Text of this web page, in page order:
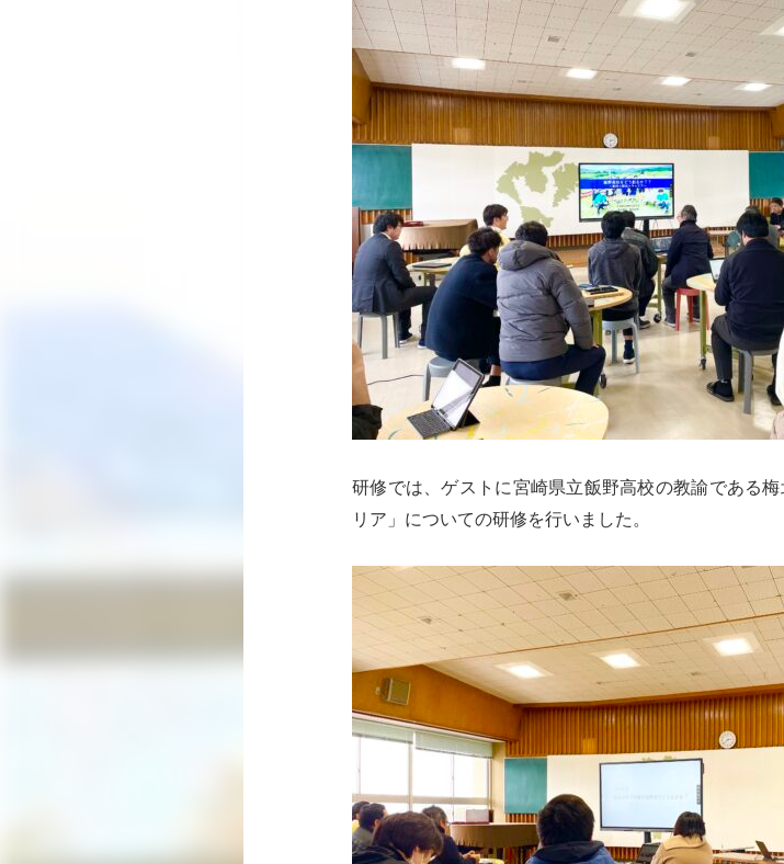
研修では、ゲストに宮崎県立飯野高校の教諭である
リア」についての研修を行いました。